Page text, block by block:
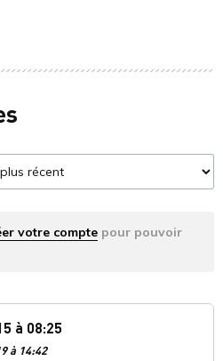
votre compte pour pouvoir
à 08:25
à 14:42